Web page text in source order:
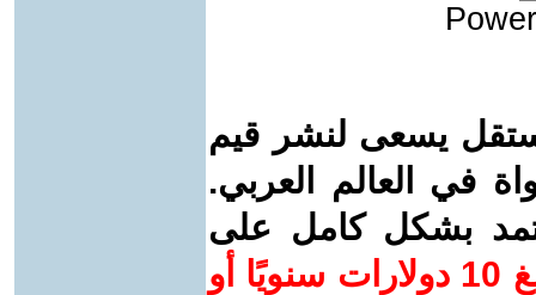
يسعى لنشر قيم
في العالم العربي.
بشكل كامل على
ساهم/ي معنا! بدعمكم بمبلغ 10 دولارات سنويًا أو